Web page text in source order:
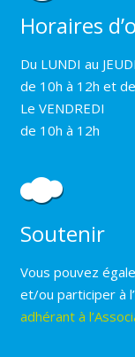
Horaires
Du LUNDI au JEUDI
de 10h à 12h et
Le VENDREDI
de 10h à 12h
Soutenir
Vous pouvez
et/ou participer à
adhérant à